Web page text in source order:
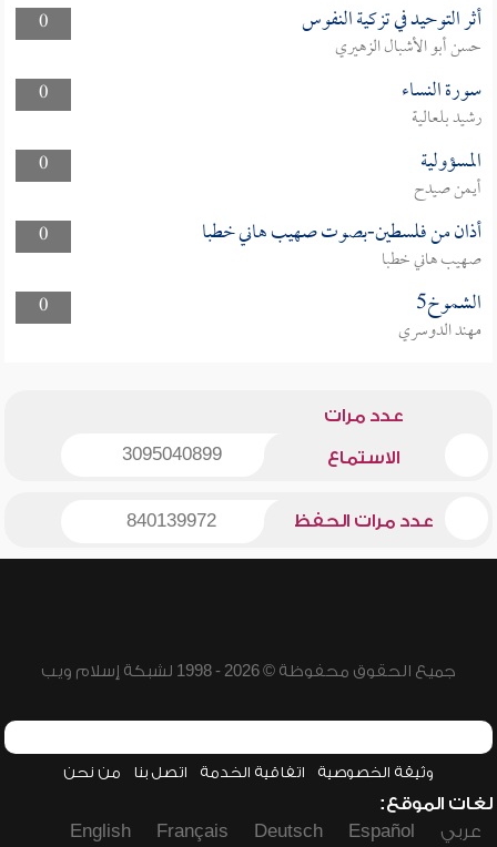
0
أثر التوحيد في تزكية النفوس
حسن أبو الأشبال الزهيري
0
سورة النساء
رشيد بلعالية
0
المسؤولية
أيمن صيدح
0
أذان من فلسطين-بصوت صهيب هاني خطبا
صهيب هاني خطبا
0
الشموخ5
مهند الدوسري
عدد مرات
الاستماع 3095040899
عدد مرات الحفظ 840139972
جميع الحقوق محفوظة © 2026 - 1998 لشبكة إسلام ويب
وثيقة الخصوصية اتفاقية الخدمة اتصل بنا من نحن
لغات الموقع:
عربي
Español
Deutsch
Français
English